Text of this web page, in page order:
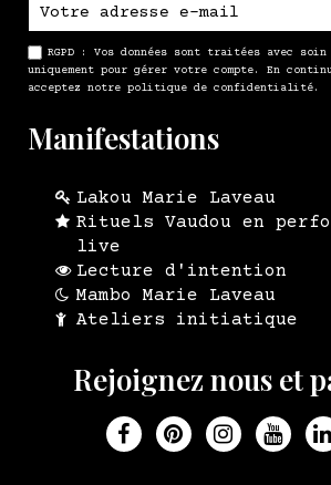
RGPD : Vos données sont traitées avec
uniquement pour gérer votre compte. En
acceptez notre politique de confidentialité.
Manifestations
Lakou Marie Laveau
Rituels Vaudou en
live
Lecture d'intention
Mambo Marie Laveau
Ateliers initiatique
Rejoignez nous et